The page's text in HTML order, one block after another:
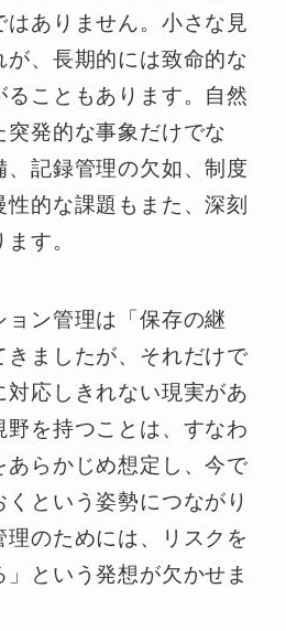
はありません。小さな見
、長期的には致命的な
こともあります。自然
突発的な事象だけでな
、記録管理の欠如、制度
的な課題もまた、深刻
す。
ョン管理は「保存の継
きましたが、それだけで
対応しきれない現実があ
野を持つことは、すなわ
あらかじめ想定し、今で
くという姿勢につながり
理のためには、リスクを
」という発想が欠かせま